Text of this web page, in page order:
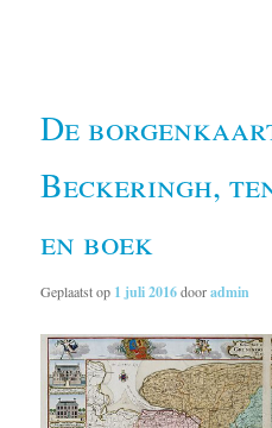
De
Beckeringh,
en boek
Geplaatst op 1 juli 2016dooradmin